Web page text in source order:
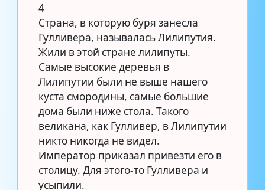
4
Страна, в которую буря занесла
Гулливера, называлась Лилипутия.
Жили в этой стране лилипуты.
Самые высокие деревья в
Лилипутии были не выше нашего
куста смородины, самые большие
дома были ниже стола. Такого
великана, как Гулливер, в Лилипутии
никто никогда не видел.
Император приказал привезти его в
столицу. Для этого-то Гулливера и
усыпили.